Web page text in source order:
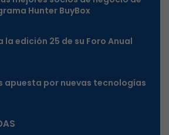
Hunter BuyBox
edición 25 de su Foro Anual
apuesta por nuevas tecnologías